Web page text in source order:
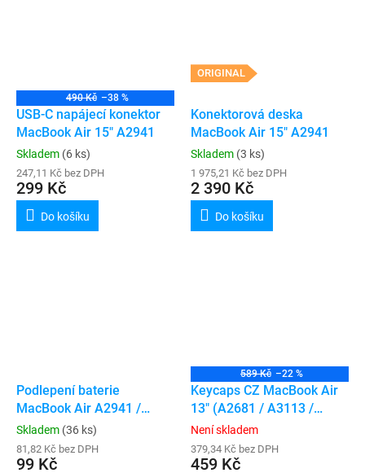
490 Kč –38 %
USB-C napájecí konektor
MacBook Air 15" A2941
Skladem (6 ks)
247,11 Kč bez DPH
299 Kč
Do košíku
ORIGINAL
Konektorová deska
MacBook Air 15" A2941
Skladem (3 ks)
1 975,21 Kč bez DPH
2 390 Kč
Do košíku
Podlepení baterie
MacBook Air A2941 /
A3114
Skladem (36 ks)
81,82 Kč bez DPH
99 Kč
589 Kč –22 %
Keycaps CZ MacBook Air
13" (A2681 / A3113 /
A3240) / Air 15" (A2941 /
A3114)
Není skladem
379,34 Kč bez DPH
459 Kč